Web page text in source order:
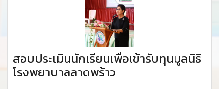
สอบประเมินนักเรียนเพื่อเข้ารับทุนมูลนิธิ
โรงพยาบาลลาดพร้าว